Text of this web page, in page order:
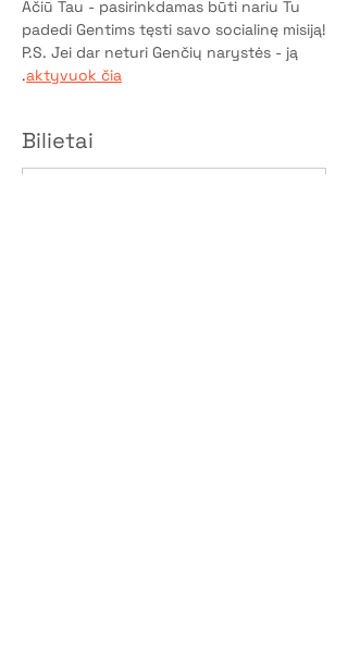
Ačiū Tau - pasirinkdamas būti nariu Tu
padedi Gentims tęsti savo socialinę misiją!
P.S. Jei dar neturi Genčių narystės - ją
.aktyvuok čia
Bilietai